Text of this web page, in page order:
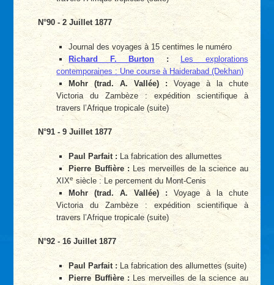
N°90 - 2 Juillet 1877
Journal des voyages à 15 centimes le numéro
Richard F. Burton :
Les explorations
contemporaines : Une course à Haiderabad (Dekhan)
Mohr (trad. A. Vallée) : Voyage à la chute
Victoria du Zambèze : expédition scientifique à
travers l’Afrique tropicale (suite)
N°91 - 9 Juillet 1877
Paul Parfait :La fabrication des allumettes
Pierre Buffière : Les merveilles de la science au
XIXe siècle : Le percement du Mont-Cenis
Mohr (trad. A. Vallée) : Voyage à la chute
Victoria du Zambèze : expédition scientifique à
travers l’Afrique tropicale (suite)
N°92 - 16 Juillet 1877
Paul Parfait : La fabrication des allumettes (suite)
Pierre Buffière :Les merveilles de la science au